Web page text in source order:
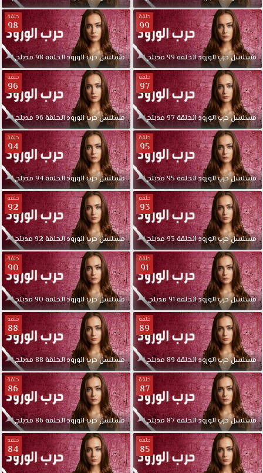
حلقة
99
مسلسلحربالورودالحلقة99مدبلج
حلقة
98
مسلسلحربالورودالحلقة98مدبلج
حلقة
97
مسلسلحربالورودالحلقة97مدبلج
حلقة
96
مسلسلحربالورودالحلقة96مدبلج
حلقة
95
مسلسلحربالورودالحلقة95مدبلج
حلقة
94
مسلسلحربالورودالحلقة94مدبلج
حلقة
93
مسلسلحربالورودالحلقة93مدبلج
حلقة
92
مسلسلحربالورودالحلقة92مدبلج
حلقة
91
مسلسلحربالورودالحلقة91مدبلج
حلقة
90
مسلسلحربالورودالحلقة90مدبلج
حلقة
89
مسلسلحربالورودالحلقة89مدبلج
حلقة
88
مسلسلحربالورودالحلقة88مدبلج
حلقة
87
مسلسلحربالورودالحلقة87مدبلج
حلقة
86
مسلسلحربالورودالحلقة86مدبلج
حلقة
85
حلقة
84